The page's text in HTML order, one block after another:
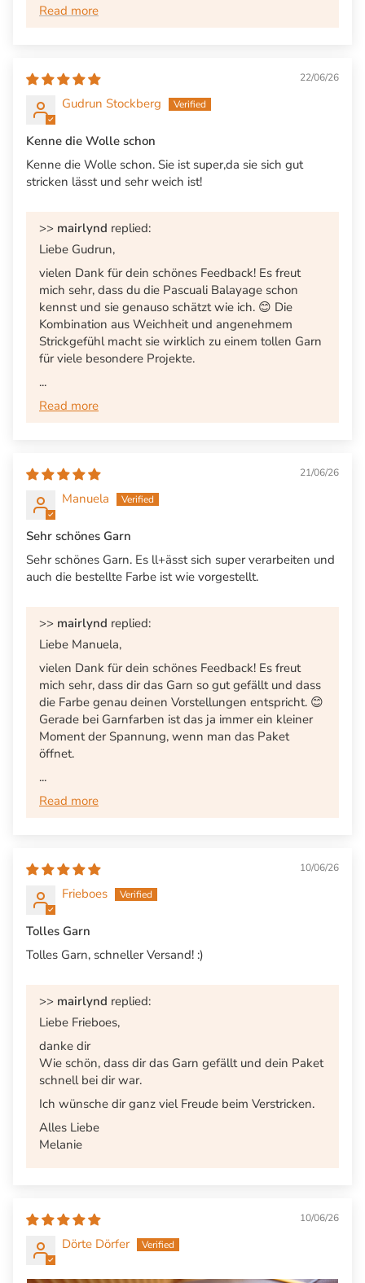
Read more
22/06/26
Gudrun Stockberg
Kenne die Wolle schon
Kenne die Wolle schon. Sie ist super,da sie sich gut
stricken lässt und sehr weich ist!
>> mairlynd replied:
Liebe Gudrun,
vielen Dank für dein schönes Feedback! Es freut
mich sehr, dass du die Pascuali Balayage schon
kennst und sie genauso schätzt wie ich. 😊 Die
Kombination aus Weichheit und angenehmem
Strickgefühl macht sie wirklich zu einem tollen Garn
für viele besondere Projekte.
...
Read more
21/06/26
Manuela
Sehr schönes Garn
Sehr schönes Garn. Es ll+ässt sich super verarbeiten und
auch die bestellte Farbe ist wie vorgestellt.
>> mairlynd replied:
Liebe Manuela,
vielen Dank für dein schönes Feedback! Es freut
mich sehr, dass dir das Garn so gut gefällt und dass
die Farbe genau deinen Vorstellungen entspricht. 😊
Gerade bei Garnfarben ist das ja immer ein kleiner
Moment der Spannung, wenn man das Paket
öffnet.
...
Read more
10/06/26
Frieboes
Tolles Garn
Tolles Garn, schneller Versand! :)
>> mairlynd replied:
Liebe Frieboes,
danke dir
Wie schön, dass dir das Garn gefällt und dein Paket
schnell bei dir war.
Ich wünsche dir ganz viel Freude beim Verstricken.
Alles Liebe
Melanie
10/06/26
Dörte Dörfer